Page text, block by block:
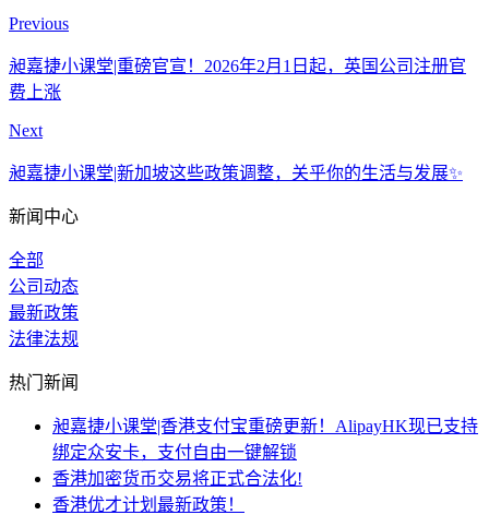
Previous
昶嘉捷小课堂|重磅官宣！2026年2月1日起，英国公司注册官
费上涨
Next
昶嘉捷小课堂|新加坡这些政策调整，关乎你的生活与发展✨
新闻中心
全部
公司动态
最新政策
法律法规
热门新闻
昶嘉捷小课堂|香港支付宝重磅更新！AlipayHK现已支持
绑定众安卡，支付自由一键解锁
香港加密货币交易将正式合法化!
香港优才计划最新政策！